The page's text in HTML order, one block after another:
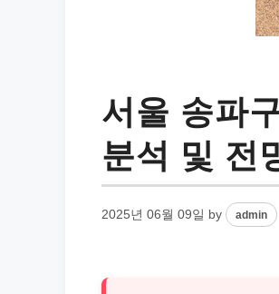
서울 송파
분석 및 전
2025년 06월 09일 by admin